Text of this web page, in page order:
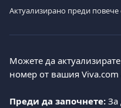
Актуализирано преди
Можете да
номер от вашия Viva.com
Преди да започнете: За